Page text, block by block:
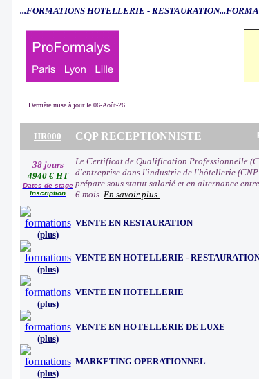
...FORMATIONS HOTELLERIE -
Dernière mise à jour le 06-Août-26
HR000 CQP RECEPTIONNISTE
38 jours
4940 € HT
Dates de stage
Inscription
Le Certificat de Qualification Professionnelle
d'entreprise dans l'industrie de l'hôtellerie
prépare sous statut salarié et en alternance
6 mois. En savoir plus.
(plus)
VENTE EN RESTAURATION
(plus)
VENTE EN HOTELLERIE -
(plus)
VENTE EN HOTELLERIE
(plus)
VENTE EN HOTELLERIE DE LUXE
(plus)
MARKETING OPERATIONNEL